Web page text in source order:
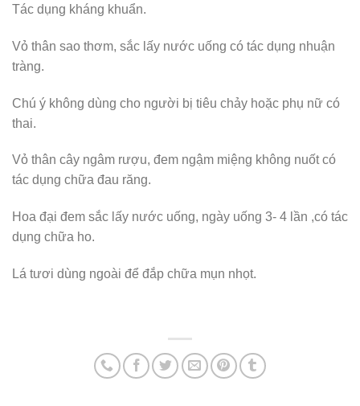
Tác dụng kháng khuẩn.
Vỏ thân sao thơm, sắc lấy nước uống có tác dụng nhuận
tràng.
Chú ý không dùng cho người bị tiêu chảy hoặc phụ nữ có
thai.
Vỏ thân cây ngâm rượu, đem ngậm miệng không nuốt có
tác dụng chữa đau răng.
Hoa đại đem sắc lấy nước uống, ngày uống 3- 4 lần ,có tác
dụng chữa ho.
Lá tươi dùng ngoài để đắp chữa mụn nhọt.